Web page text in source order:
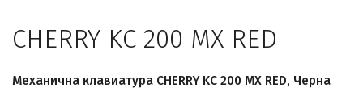
CHERRY KC 200 MX RED
Механична клавиатура CHERRY KC 200 MX RED, Черна